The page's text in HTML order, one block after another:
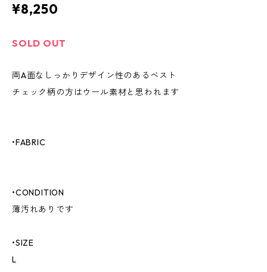
¥8,250
SOLD OUT
両A面なしっかりデザイン性のあるベスト
チェック柄の方はウール素材と思われます
•FABRIC
•CONDITION
薄汚れありです
•SIZE
L